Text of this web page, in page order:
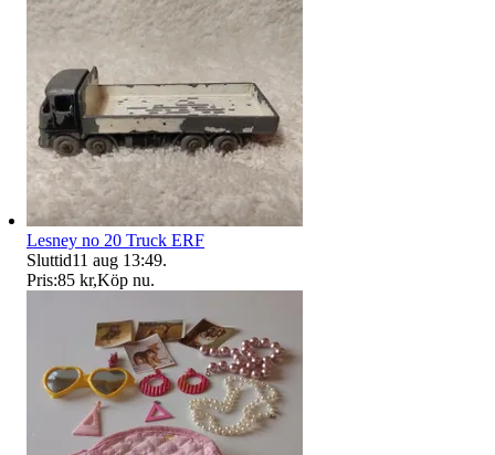
Lesney no 20 Truck ERF
Sluttid11 aug 13:49.
Pris:85 kr,Köp nu.